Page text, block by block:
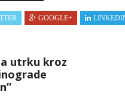
GOOGLE+
utrku kroz